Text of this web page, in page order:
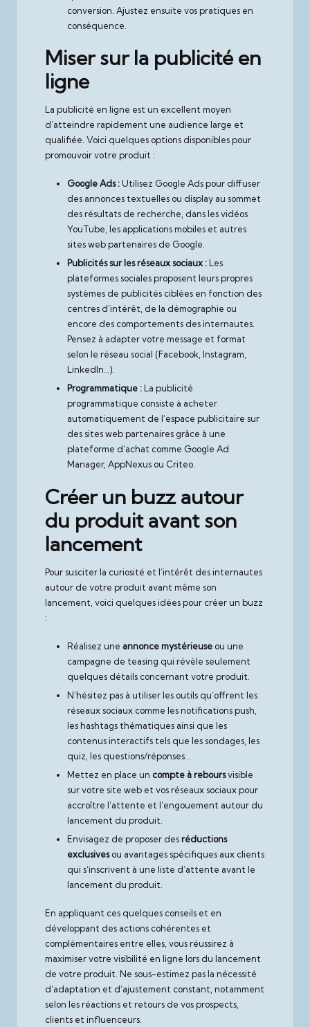
conversion. Ajustez ensuite vos pratiques en
conséquence.
Miser sur la publicité en
ligne
La publicité en ligne est un excellent moyen
d’atteindre rapidement une audience large et
qualifiée. Voici quelques options disponibles pour
promouvoir votre produit :
Google Ads :Utilisez Google Ads pour diffuser
des annonces textuelles ou display au sommet
des résultats de recherche, dans les vidéos
YouTube, les applications mobiles et autres
sites web partenaires de Google.
Publicités sur les réseaux sociaux :Les
plateformes sociales proposent leurs propres
systèmes de publicités ciblées en fonction des
centres d’intérêt, de la démographie ou
encore des comportements des internautes.
Pensez à adapter votre message et format
selon le réseau social (Facebook, Instagram,
LinkedIn…).
Programmatique :La publicité
programmatique consiste à acheter
automatiquement de l’espace publicitaire sur
des sites web partenaires grâce à une
plateforme d’achat comme Google Ad
Manager, AppNexus ou Criteo.
Créer un buzz autour
du produit avant son
lancement
Pour susciter la curiosité et l’intérêt des internautes
autour de votre produit avant même son
lancement, voici quelques idées pour créer un buzz
:
Réalisez une annonce mystérieuse ou une
campagne de teasing qui révèle seulement
quelques détails concernant votre produit.
N’hésitez pas à utiliser les outils qu’offrent les
réseaux sociaux comme les notifications push,
les hashtags thématiques ainsi que les
contenus interactifs tels que les sondages, les
quiz, les questions/réponses…
Mettez en place un compte à reboursvisible
sur votre site web et vos réseaux sociaux pour
accroître l’attente et l’engouement autour du
lancement du produit.
Envisagez de proposer desréductions
exclusivesou avantages spécifiques aux clients
qui s’inscrivent à une liste d’attente avant le
lancement du produit.
En appliquant ces quelques conseils et en
développant des actions cohérentes et
complémentaires entre elles, vous réussirez à
maximiser votre visibilité en ligne lors du lancement
de votre produit. Ne sous-estimez pas la nécessité
d’adaptation et d’ajustement constant, notamment
selon les réactions et retours de vos prospects,
clients et influenceurs.